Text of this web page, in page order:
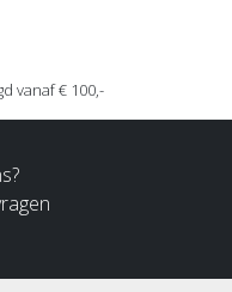
vanaf € 100,-